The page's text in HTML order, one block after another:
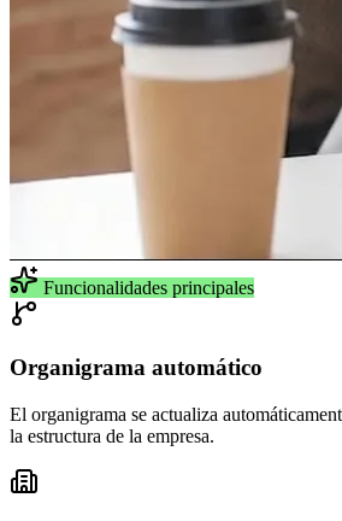
Funcionalidades principales
Organigrama automático
El organigrama se actualiza
la estructura de la empresa.